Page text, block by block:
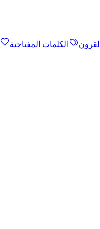
القرون الكلمات المفتاحية